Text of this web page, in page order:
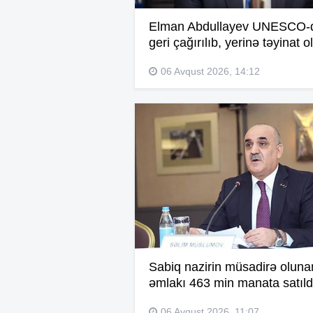
Elman Abdullayev UNESCO-
geri çağırılıb, yerinə təyinat
06 Avqust 2026, 14:12
Sabiq nazirin müsadirə
əmlakı 463 min manata